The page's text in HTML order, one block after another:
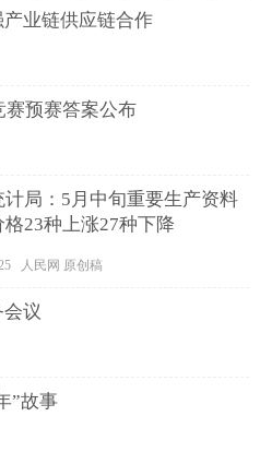
业链供应链合作
赛预赛答案公布
计局：5月中旬重要生产资料
格23种上涨27种下降
人民网 原创稿
议
”故事